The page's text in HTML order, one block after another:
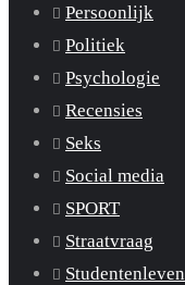
Persoonlijk
Politiek
Psychologie
Recensies
Seks
Social media
SPORT
Straatvraag
Studentenleven